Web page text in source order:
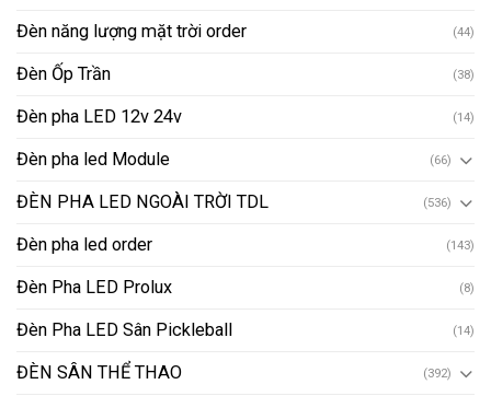
Đèn năng lượng mặt trời order (44)
Đèn Ốp Trần (38)
Đèn pha LED 12v 24v (14)
Đèn pha led Module (66)
ĐÈN PHA LED NGOÀI TRỜI TDL (536)
Đèn pha led order (143)
Đèn Pha LED Prolux (8)
Đèn Pha LED Sân Pickleball (14)
ĐÈN SÂN THỂ THAO (392)